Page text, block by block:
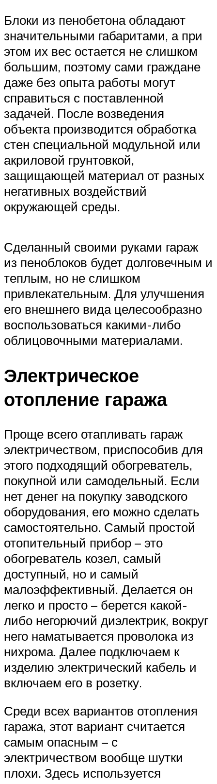
Блоки из пенобетона обладают
значительными габаритами, а при
этом их вес остается не слишком
большим, поэтому сами граждане
даже без опыта работы могут
справиться с поставленной
задачей. После возведения
объекта производится обработка
стен специальной модульной или
акриловой грунтовкой,
защищающей материал от разных
негативных воздействий
окружающей среды.
Сделанный своими руками гараж
из пеноблоков будет долговечным и
теплым, но не слишком
привлекательным. Для улучшения
его внешнего вида целесообразно
воспользоваться какими-либо
облицовочными материалами.
Электрическое
отопление гаража
Проще всего отапливать гараж
электричеством, приспособив для
этого подходящий обогреватель,
покупной или самодельный. Если
нет денег на покупку заводского
оборудования, его можно сделать
самостоятельно. Самый простой
отопительный прибор – это
обогреватель козел, самый
доступный, но и самый
малоэффективный. Делается он
легко и просто – берется какой-
либо негорючий диэлектрик, вокруг
него наматывается проволока из
нихрома. Далее подключаем к
изделию электрический кабель и
включаем его в розетку.
Среди всех вариантов отопления
гаража, этот вариант считается
самым опасным – с
электричеством вообще шутки
плохи. Здесь используется